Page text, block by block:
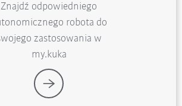
Znajdź odpowiedniego
robota do
zastosowania w
my.kuka